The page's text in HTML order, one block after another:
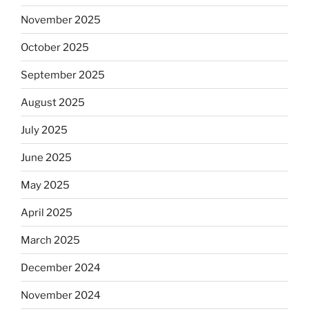
November 2025
October 2025
September 2025
August 2025
July 2025
June 2025
May 2025
April 2025
March 2025
December 2024
November 2024